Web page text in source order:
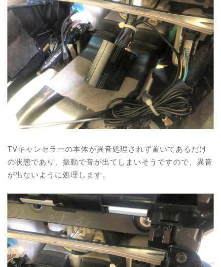
TVキャンセラーの本体が異音処理されず置いてあるだけ
の状態であり、振動で音が出てしまいそうですので、異音
が出ないように処理します。